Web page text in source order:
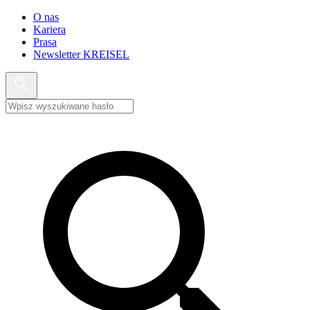
O nas
Kariera
Prasa
Newsletter KREISEL